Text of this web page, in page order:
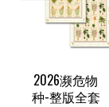
2026濒危物
种-整版全套